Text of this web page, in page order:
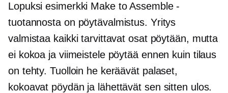
Lopuksi esimerkki Make to Assemble -
tuotannosta on pöytävalmistus. Yritys
valmistaa kaikki tarvittavat osat pöytään, mutta
ei kokoa ja viimeistele pöytää ennen kuin tilaus
on tehty. Tuolloin he keräävät palaset,
kokoavat pöydän ja lähettävät sen sitten ulos.